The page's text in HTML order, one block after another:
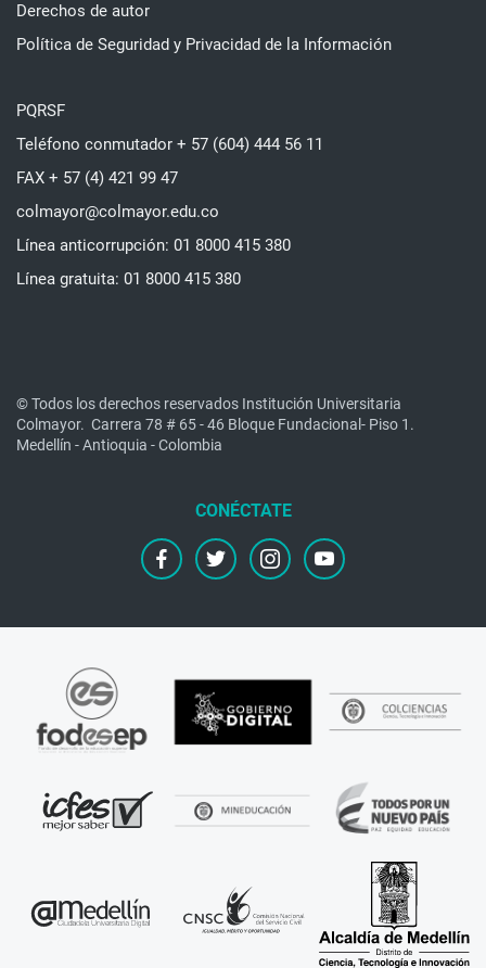
Derechos de autor
Política de Seguridad y Privacidad de la Información
PQRSF
Teléfono conmutador + 57 (604) 444 56 11
FAX + 57 (4) 421 99 47
colmayor@colmayor.edu.co
Línea anticorrupción: 01 8000 415 380
Línea gratuita: 01 8000 415 380
© Todos los derechos reservados Institución Universitaria
Colmayor. Carrera 78 # 65 - 46 Bloque Fundacional- Piso 1.
Medellín - Antioquia - Colombia